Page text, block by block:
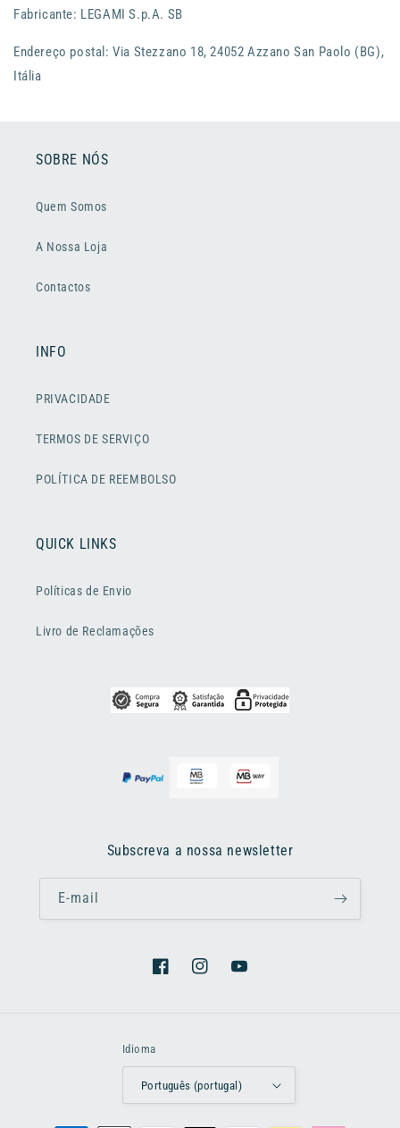
Fabricante: LEGAMI S.p.A. SB
Endereço postal: Via Stezzano 18, 24052 Azzano San Paolo (BG),
Itália
SOBRE NÓS
Quem Somos
A Nossa Loja
Contactos
INFO
PRIVACIDADE
TERMOS DE SERVIÇO
POLÍTICA DE REEMBOLSO
QUICK LINKS
Políticas de Envio
Livro de Reclamações
Subscreva a nossa newsletter
E-mail
FacebookInstagramYouTube
Idioma
Português (portugal)